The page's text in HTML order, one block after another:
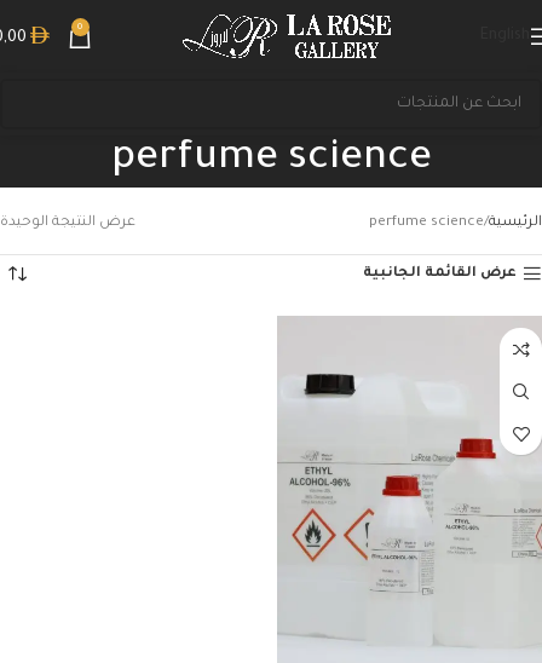
0
perfume science
الرئيسية perfume science عرض النتيجة الوحيدة
عرض القائمة الجانبية